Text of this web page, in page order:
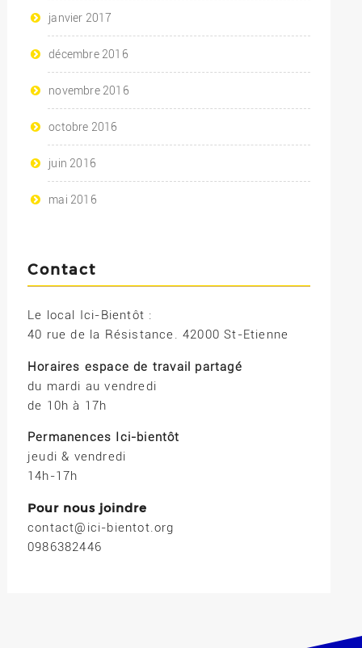
janvier 2017
décembre 2016
novembre 2016
octobre 2016
juin 2016
mai 2016
Contact
Le local Ici-Bientôt :
40 rue de la Résistance. 42000 St-Etienne
Horaires espace de travail partagé
du mardi au vendredi
de 10h à 17h
Permanences Ici-bientôt
jeudi & vendredi
14h-17h
Pour nous joindre
contact@ici-bientot.org
0986382446